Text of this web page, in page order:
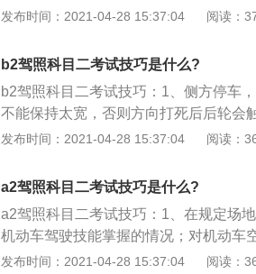
车），观察右后视镜。当右边线在右后
视镜中看到库边线与车身平行时，方向
3、接着看左后视镜，当左后视镜上方
（恭喜，撒花）；4、出库，启动挂上
时，把方向盘向左打死。当车身回正，
时，停车；5、左入库和右入库一样，方
发布时间：2021-04-28 15:37:04 阅读：
b2驾照科目二考试技巧是什么?
b2驾照科目二考试技巧：1、侧方停车
不能保持太宽，否则方向打死后后轮会
持与库边距离向前开车，当行至后轮过
后轮和前左库角在同一水平线时将方向
车身过库底线一多半时，将前轮方向回
线时，将方向盘向左拉死，待车身与库
转向灯，驶出侧方库，即可，驶出时触
车轮不触压线即为合格；5、补充：车
发布时间：2021-04-28 15:37:04 阅读：
a2驾照科目二考试技巧是什么?
a2驾照科目二考试技巧：1、在规定场
机动车驾驶技能掌握的情况；对机动车
目：桩考、坡道定点停车和起步、侧方
发布时间：2021-04-28 15:37:04 阅读：